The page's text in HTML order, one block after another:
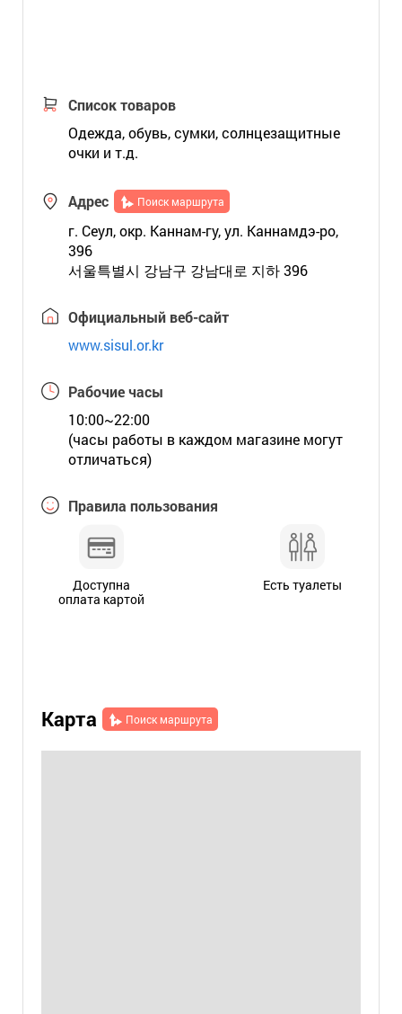
Список товаров
Одежда, обувь, сумки, солнцезащитные
очки и т.д.
Адрес Поиск маршрута
г. Сеул, окр. Каннам-гу, ул. Каннамдэ-ро,
396
서울특별시 강남구 강남대로 지하 396
Официальный веб-сайт
www.sisul.or.kr
Рабочие часы
10:00~22:00
(часы работы в каждом магазине могут
отличаться)
Правила пользования
Доступна
оплата картой
Есть туалеты
Карта Поиск маршрута